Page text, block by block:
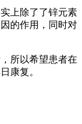
上除了了锌元素
的作用，同时对
所以希望患者在
康复。